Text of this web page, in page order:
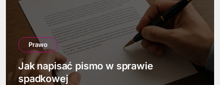
Prawo
Jak napisać pismo w sprawie
spadkowej